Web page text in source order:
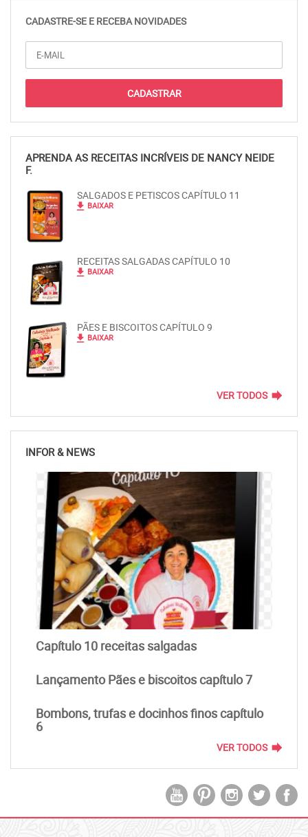
CADASTRE-SE E RECEBA NOVIDADES
APRENDA AS RECEITAS INCRÍVEIS DE NANCY NEIDE
F.
SALGADOS E PETISCOS CAPÍTULO 11
file_download BAIXAR
RECEITAS SALGADAS CAPÍTULO 10
file_download BAIXAR
PÃES E BISCOITOS CAPÍTULO 9
file_download BAIXAR
VER TODOS forward
INFOR & NEWS
Capítulo 10 receitas salgadas
Lançamento Pães e biscoitos capítulo 7
Bombons, trufas e docinhos finos capítulo
6
VER TODOS forward